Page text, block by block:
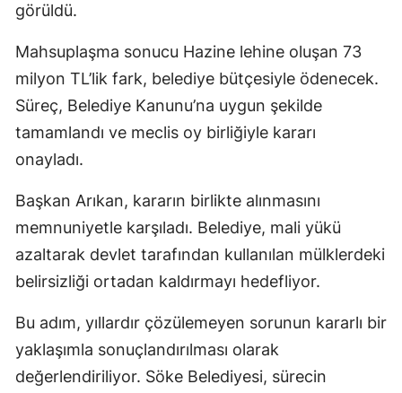
görüldü.
Mahsuplaşma sonucu Hazine lehine oluşan 73
milyon TL’lik fark, belediye bütçesiyle ödenecek.
Süreç, Belediye Kanunu’na uygun şekilde
tamamlandı ve meclis oy birliğiyle kararı
onayladı.
Başkan Arıkan, kararın birlikte alınmasını
memnuniyetle karşıladı. Belediye, mali yükü
azaltarak devlet tarafından kullanılan mülklerdeki
belirsizliği ortadan kaldırmayı hedefliyor.
Bu adım, yıllardır çözülemeyen sorunun kararlı bir
yaklaşımla sonuçlandırılması olarak
değerlendiriliyor. Söke Belediyesi, sürecin